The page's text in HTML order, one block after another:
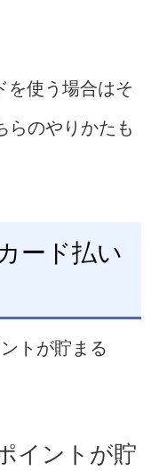
使う場合はそ
らのやりかたも
ード払い
トが貯まる
イントが貯